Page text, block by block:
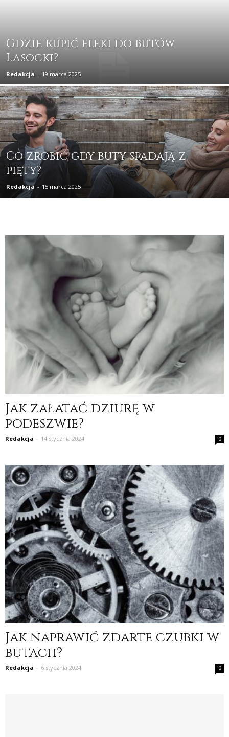
Gdzie kupić fleki do butów
Lasocki?
Redakcja - 19 marca 2025
Co zrobić gdy buty spadają z
pięty?
Redakcja - 15 marca 2025
Jak załatać dziurę w
podeszwie?
Redakcja - 14 stycznia 2024 0
Jak naprawić zdarte czubki w
butach?
Redakcja - 6 stycznia 2024 0